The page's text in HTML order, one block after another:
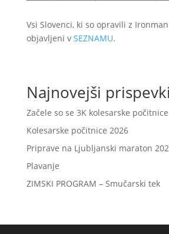
Vsi Slovenci, ki so opravili z
objavljeni v SEZNAMU.
Najnovejši prispevki
Začele so se 3K kolesarske počitnice
Kolesarske počitnice 2026
Priprave na Ljubljanski maraton
Plavanje
ZIMSKI PROGRAM – Smučarski tek